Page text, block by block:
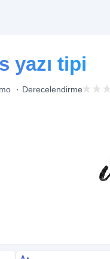
yazı tipi
Derecelendirme